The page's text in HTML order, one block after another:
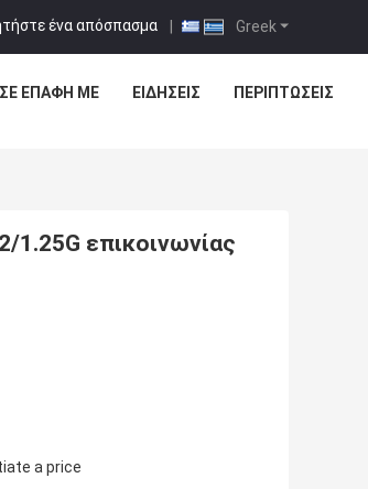
Greek
ένα απόσπασμα |
ΕΠΑΦΉ ΜΕ ΕΙΔΉΣΕΙΣ ΠΕΡΙΠΤΏΣΕΙΣ
επικοινωνίας
a price